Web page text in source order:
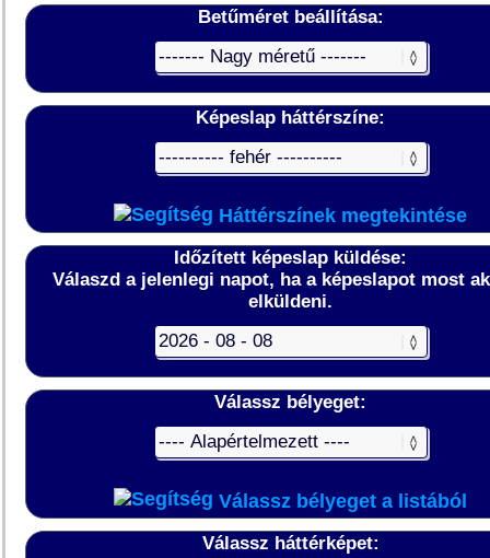
Betűméret beállítása:
Képeslap háttérszíne:
Háttérszínek megtekintése
Időzített képeslap küldése:
Válaszd a jelenlegi napot, ha a képeslapot most
elküldeni.
Válassz bélyeget:
Válassz bélyeget a listából
Válassz háttérképet: